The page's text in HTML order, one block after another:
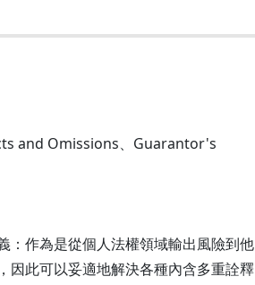
and Omissions、Guarantor's
：作為是從個人法權領域輸出風險到他
因此可以妥適地解決各種內含多重詮釋